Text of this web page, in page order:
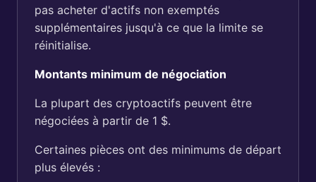
pas acheter d'actifs non exemptés
supplémentaires jusqu'à ce que la limite se
réinitialise.
Montants minimum de négociation
La plupart des cryptoactifs peuvent être
négociées à partir de 1 $.
Certaines pièces ont des minimums de départ
plus élevés :